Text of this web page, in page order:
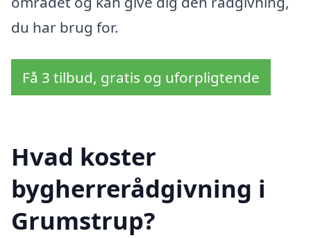
du har brug for.
Få 3 tilbud, gratis og uforpligtende
Hvad koster
bygherrerådgivning i
Grumstrup?